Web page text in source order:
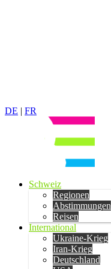
DE | FR
Schweiz
Regionen
Abstimmungen
Reisen
International
Ukraine-Krieg
Iran-Krieg
Deutschland